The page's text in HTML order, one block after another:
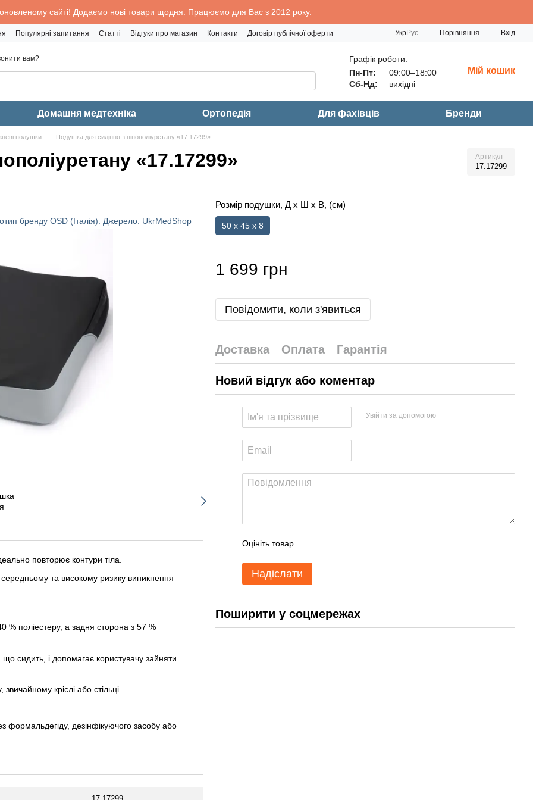
сайті! Додаємо нові товари щодня. Працюємо для Вас з 2012 року.
Популярні запитання Статті Відгуки про магазин Контакти Договір публічної оферти УкрРус Порівняння Вхід
вам?
Графік роботи:
Пн-Пт:
09:00–18:00
Сб-Нд:
вихідні
Мій кошик
Домашня медтехніка Ортопедія Для фахівців Бренди
подушки Подушка для сидіння з пінополіуретану «17.17299»
«17.17299» Артикул
17.17299
повторює контури тіла.
та високому ризику виникнення
% поліестеру, а задня сторона з 57 %
сидить, і допомагає користувачу зайняти
кріслі або стільці.
дезінфікуючого засобу або
Розмір подушки, Д х Ш х В, (см)
50 x 45 x 8
1 699 грн
Повідомити, коли з'явиться
Доставка Оплата Гарантія
Новий відгук або коментар
Увійти за допомогою
Оцініть товар
Надіслати
Поширити у соцмережах